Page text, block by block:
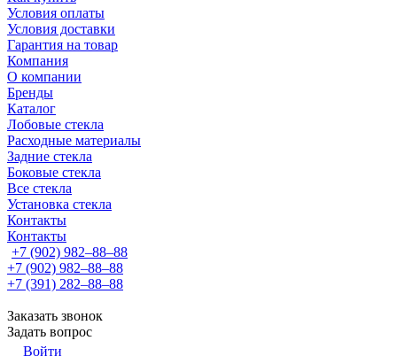
Условия оплаты
Условия доставки
Гарантия на товар
Компания
О компании
Бренды
Каталог
Лобовые стекла
Расходные материалы
Задние стекла
Боковые стекла
Все стекла
Установка стекла
Контакты
Контакты
+7 (902) 982‒88‒88
+7 (902) 982‒88‒88
+7 (391) 282‒88‒88
Заказать звонок
Задать вопрос
Войти